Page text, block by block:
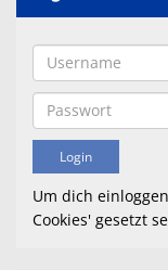
Um dich
Cookies' gesetzt